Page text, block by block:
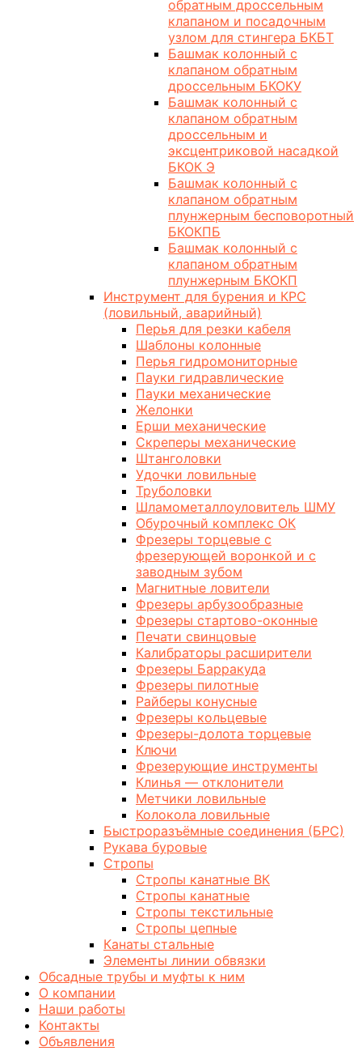
обратным дроссельным
клапаном и посадочным
узлом для стингера БКБТ
Башмак колонный с
клапаном обратным
дроссельным БКОКУ
Башмак колонный с
клапаном обратным
дроссельным и
эксцентриковой насадкой
БКОК Э
Башмак колонный с
клапаном обратным
плунжерным бесповоротный
БКОКПБ
Башмак колонный с
клапаном обратным
плунжерным БКОКП
Инструмент для бурения и КРС
(ловильный, аварийный)
Перья для резки кабеля
Шаблоны колонные
Перья гидромониторные
Пауки гидравлические
Пауки механические
Желонки
Ерши механические
Скреперы механические
Штанголовки
Удочки ловильные
Труболовки
Шламометаллоуловитель ШМУ
Обурочный комплекс ОК
Фрезеры торцевые с
фрезерующей воронкой и с
заводным зубом
Магнитные ловители
Фрезеры арбузообразные
Фрезеры стартово-оконные
Печати свинцовые
Калибраторы расширители
Фрезеры Барракуда
Фрезеры пилотные
Райберы конусные
Фрезеры кольцевые
Фрезеры-долота торцевые
Ключи
Фрезерующие инструменты
Клинья — отклонители
Метчики ловильные
Колокола ловильные
Быстроразъёмные соединения (БРС)
Рукава буровые
Стропы
Стропы канатные ВК
Стропы канатные
Стропы текстильные
Стропы цепные
Канаты стальные
Элементы линии обвязки
Обсадные трубы и муфты к ним
О компании
Наши работы
Контакты
Объявления